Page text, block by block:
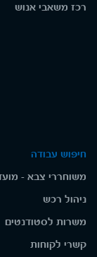
רכז משאבי אנוש
חיפוש עבודה
משוחררי צבא -
ניהול רכש
משרות לסטודנטים
קשרי לקוחות